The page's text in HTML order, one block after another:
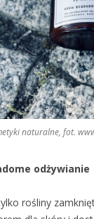
naturalne, fot.
odżywianie
rośliny